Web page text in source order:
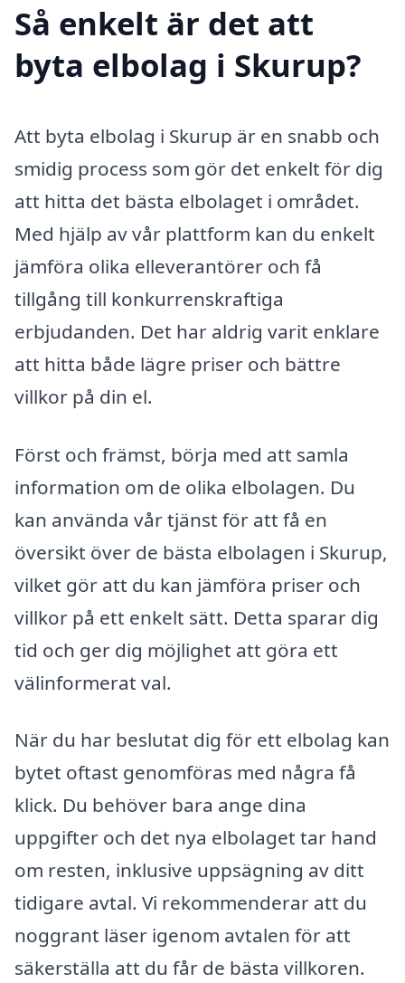
Så enkelt är det att
byta elbolag i Skurup?
Att byta elbolag i Skurup är en snabb och
smidig process som gör det enkelt för dig
att hitta det bästa elbolaget i området.
Med hjälp av vår plattform kan du enkelt
jämföra olika elleverantörer och få
tillgång till konkurrenskraftiga
erbjudanden. Det har aldrig varit enklare
att hitta både lägre priser och bättre
villkor på din el.
Först och främst, börja med att samla
information om de olika elbolagen. Du
kan använda vår tjänst för att få en
översikt över de bästa elbolagen i Skurup,
vilket gör att du kan jämföra priser och
villkor på ett enkelt sätt. Detta sparar dig
tid och ger dig möjlighet att göra ett
välinformerat val.
När du har beslutat dig för ett elbolag kan
bytet oftast genomföras med några få
klick. Du behöver bara ange dina
uppgifter och det nya elbolaget tar hand
om resten, inklusive uppsägning av ditt
tidigare avtal. Vi rekommenderar att du
noggrant läser igenom avtalen för att
säkerställa att du får de bästa villkoren.